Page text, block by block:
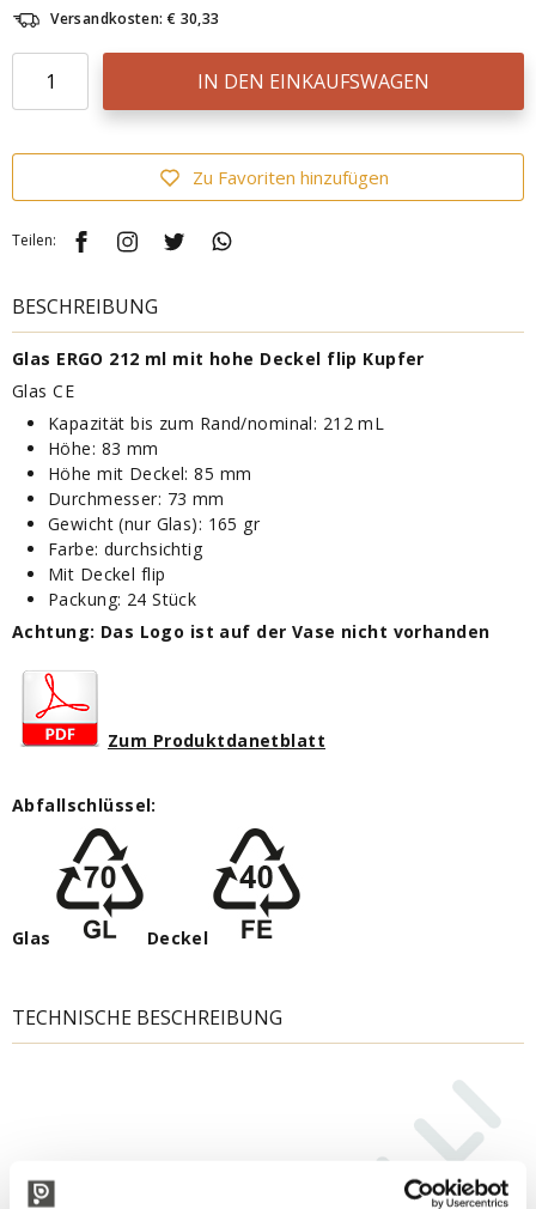
Versandkosten: € 30,33
IN DEN EINKAUFSWAGEN
Zu Favoriten hinzufügen
Teilen:
BESCHREIBUNG
Glas ERGO 212 ml mit hohe Deckel flip Kupfer
Glas CE
Kapazität bis zum Rand/nominal: 212 mL
Höhe: 83 mm
Höhe mit Deckel: 85 mm
Durchmesser: 73 mm
Gewicht (nur Glas): 165 gr
Farbe: durchsichtig
Mit Deckel flip
Packung: 24 Stück
Achtung: Das Logo ist auf der Vase nicht vorhanden
Zum Produktdanetblatt
Abfallschlüssel:
Glas Deckel
TECHNISCHE BESCHREIBUNG